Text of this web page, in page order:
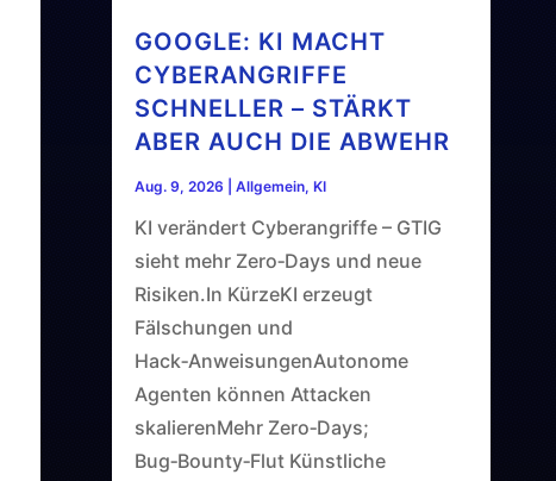
GOOGLE: KI MACHT
CYBERANGRIFFE
SCHNELLER – STÄRKT
ABER AUCH DIE ABWEHR
Aug. 9, 2026 Allgemein, KI
KI verändert Cyberangriffe – GTIG
sieht mehr Zero‑Days und neue
Risiken.In KürzeKI erzeugt
Fälschungen und
Hack‑AnweisungenAutonome
Agenten können Attacken
skalierenMehr Zero‑Days;
Bug‑Bounty‑Flut Künstliche